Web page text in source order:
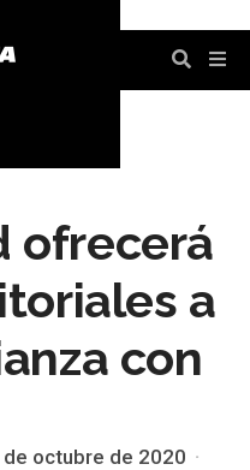
ofrecerá
a
con
de octubre de 2020